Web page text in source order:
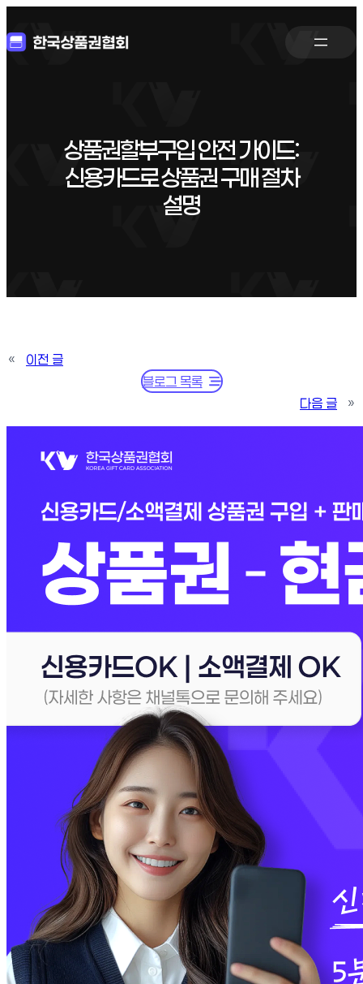
상품권할부구입 안전 가이드:
신용카드로 상품권 구매 절차
설명
«
이전 글
블로그 목록
다음 글
»